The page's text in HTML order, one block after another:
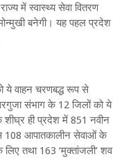
में स्वास्थ्य सेवा वितरण
बनेगी। यह पहल प्रदेश
ये वाहन चरणबद्ध रूप से
संभाग के 12 जिलों को ये
शीघ्र ही प्रदेश में 851 नवीन
108 आपातकालीन सेवाओं के
तथा 163 ‘मुक्तांजली’ शव